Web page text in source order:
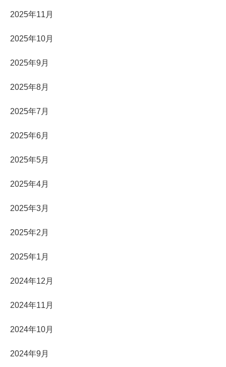
2025年11月
2025年10月
2025年9月
2025年8月
2025年7月
2025年6月
2025年5月
2025年4月
2025年3月
2025年2月
2025年1月
2024年12月
2024年11月
2024年10月
2024年9月